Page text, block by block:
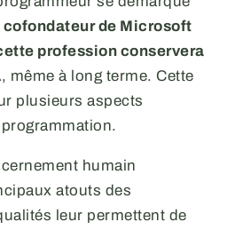
cofondateur de Microsoft
profession conservera
, même à long terme. Cette
plusieurs aspects
humain
atouts des
leur permettent de